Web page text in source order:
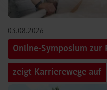
03.08.2026
Online-Symposium zur
zeigt Karrierewege auf